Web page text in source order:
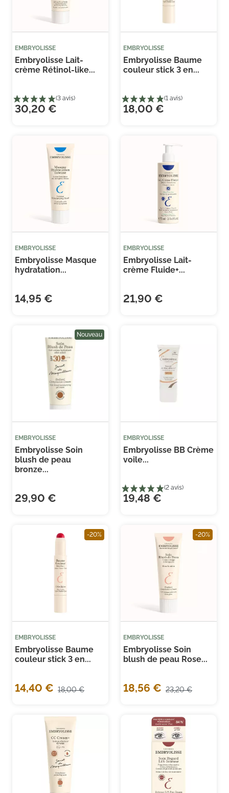
EMBRYOLISSE
Embryolisse Lait-
crème Rétinol-like...
30,20 €
EMBRYOLISSE
Embryolisse Baume
couleur stick 3 en...
18,00 €
EMBRYOLISSE
Embryolisse Masque
hydratation...
14,95 €
EMBRYOLISSE
Embryolisse Lait-
crème Fluide+...
21,90 €
Nouveau
EMBRYOLISSE
Embryolisse Soin
blush de peau
bronze...
29,90 €
EMBRYOLISSE
Embryolisse BB Crème
voile...
19,48 €
-20%
EMBRYOLISSE
Embryolisse Baume
couleur stick 3 en...
14,40 € 18,00 €
-20%
EMBRYOLISSE
Embryolisse Soin
blush de peau Rose...
18,56 € 23,20 €